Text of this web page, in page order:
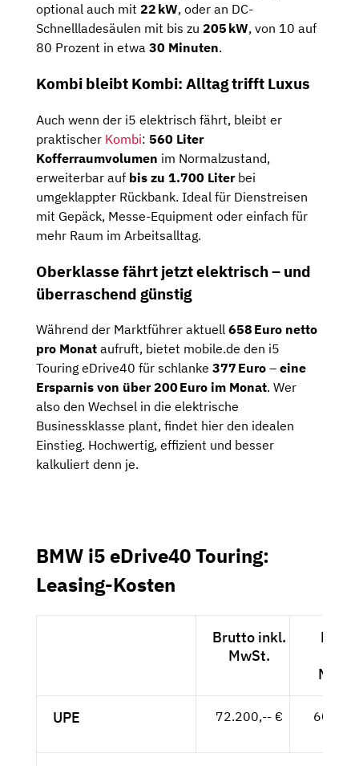
optional auch mit 22 kW, oder an DC-
Schnellladesäulen mit bis zu 205 kW, von 10 auf
80 Prozent in etwa 30 Minuten.
Kombi bleibt Kombi: Alltag trifft Luxus
Auch wenn der i5 elektrisch fährt, bleibt er
praktischer Kombi: 560 Liter
Kofferraumvolumen im Normalzustand,
erweiterbar auf bis zu 1.700 Literbei
umgeklappter Rückbank. Ideal für Dienstreisen
mit Gepäck, Messe-Equipment oder einfach für
mehr Raum im Arbeitsalltag.
Oberklasse fährt jetzt elektrisch – und
überraschend günstig
Während der Marktführer aktuell 658 Euro netto
pro Monat aufruft, bietet mobile.de den i5
Touring eDrive40 für schlanke 377 Euro – eine
Ersparnis von über 200 Euro im Monat. Wer
also den Wechsel in die elektrische
Businessklasse plant, findet hier den idealen
Einstieg. Hochwertig, effizient und besser
kalkuliert denn je.
BMW i5 eDrive40 Touring:
Leasing-Kosten
Brutto inkl.
MwSt.
Netto
MwSt.
UPE 72.200,-- €